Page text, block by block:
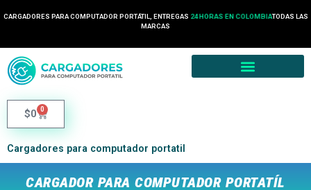
CARGADORES PARA COMPUTADOR PORTÁTIL, ENTREGAS 24 HORAS EN COLOMBIATODAS LAS
MARCAS
$0 0
Cargadores para computador portatil
CARGADOR PARA COMPUTADOR PORTATÍL